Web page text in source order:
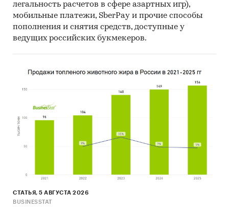
легальность расчетов в сфере азартных игр),
мобильные платежи, SberPay и прочие способы
пополнения и снятия средств, доступные у
ведущих российских букмекеров.
СТАТЬЯ, 5 АВГУСТА 2026
BUSINESSTAT